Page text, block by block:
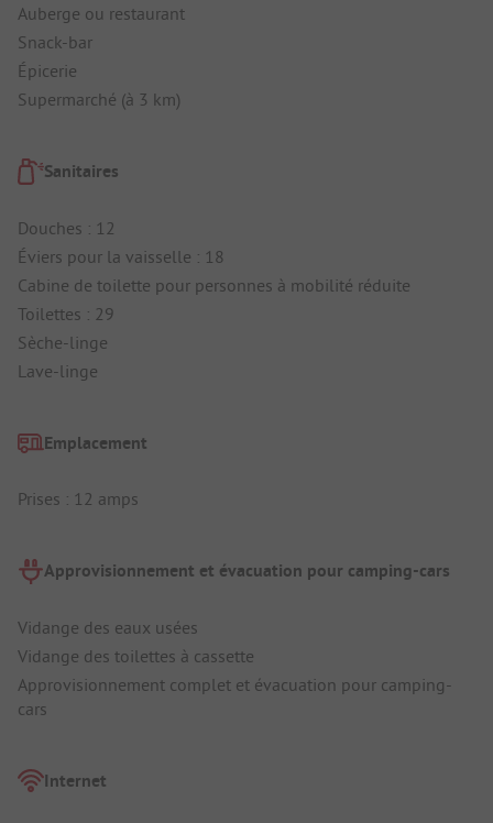
Auberge ou restaurant
Snack-bar
Épicerie
Supermarché (à 3 km)
Sanitaires
Douches : 12
Éviers pour la vaisselle : 18
Cabine de toilette pour personnes à mobilité réduite
Toilettes : 29
Sèche-linge
Lave-linge
Emplacement
Prises : 12 amps
Approvisionnement et évacuation pour camping-cars
Vidange des eaux usées
Vidange des toilettes à cassette
Approvisionnement complet et évacuation pour camping-
cars
Internet